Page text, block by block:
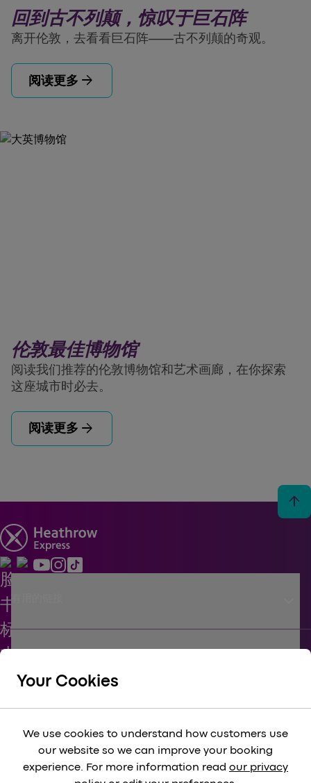
回到古不列颠，惊叹于巨石阵
离开伦敦，去看看巨石阵——古不列颠的奇观。
阅读更多 arrow_forward
伦敦最佳博物馆
阅读我们推荐的伦敦博物馆和艺术画廊，在你探索
这座城市时必去。
阅读更多 arrow_forward
arrow_upward
keyboard_arrow_down
企业 keyboard_arrow_down
法律 keyboard_arrow_down
Your Cookies
We use cookies to understand how customers use
our website so we can improve your booking
experience. For more information read our privacy